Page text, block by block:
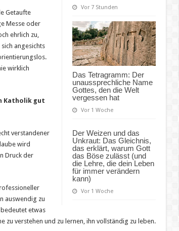
Vor 7 Stunden
Das Tetragramm: Der
unaussprechliche Name
Gottes, den die Welt
vergessen hat
Vor 1 Woche
Der Weizen und das
Unkraut: Das Gleichnis,
das erklärt, warum Gott
das Böse zulässt (und
die Lehre, die dein Leben
für immer verändern
kann)
Vor 1 Woche
Getaufte
Messe oder
ehrlich zu,
angesichts
wirklich
Katholik gut
verstandener
wird
Druck der
auswendig zu
etwas
zu verstehen und zu lernen, ihn vollständig zu leben.